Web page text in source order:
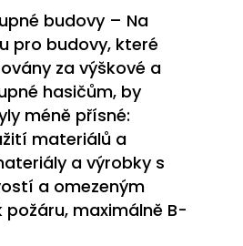
budovy– Na
pro budovy, které
za výškové a
hasičům, by
méně přísné:
materiálů a
a výrobky s
a omezeným
požáru, maximálně B-